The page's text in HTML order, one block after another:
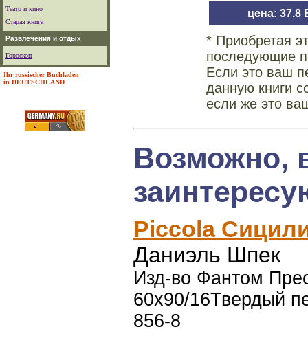
Театр и кино
Старая книга
Развлечения и отдых
Гороскоп
Ihr russischer Buchladen
in DEUTSCHLAND
цена: 37.8
* Приобретая
последующие
Если это ваш
данную книги
если же это
Возможно,
Piccola
Даниэль Шпек
Изд-во Фантом
60x90/16Твердый
856-8